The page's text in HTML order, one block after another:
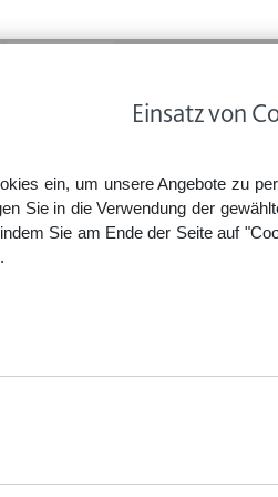
Einsatz von
ein, um unsere Angebote zu
Sie in die Verwendung der
Sie am Ende der Seite auf
.
& Arbeitszeugnis Entgeltfortzahlung bei
trotz